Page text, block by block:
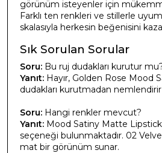
görünüm isteyenler için
Farklı ten renkleri ve stillerle
skalasıyla herkesin beğenisini
Sık Sorulan Sorular
Soru: Bu ruj dudakları kurutur
Yanıt: Hayır, Golden Rose Mood
dudakları kurutmadan
Soru: Hangi renkler mevcut?
Yanıt: Mood Satiny Matte
seçeneği bulunmaktadır. 02
mat bir görünüm sunar.